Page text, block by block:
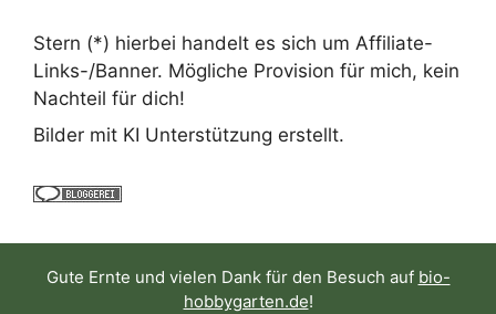
Stern (*) hierbei handelt es sich um Affiliate-
Links-/Banner. Mögliche Provision für mich, kein
Nachteil für dich!
Bilder mit KI Unterstützung erstellt.
Gute Ernte und vielen Dank für den Besuch auf bio-
hobbygarten.de!